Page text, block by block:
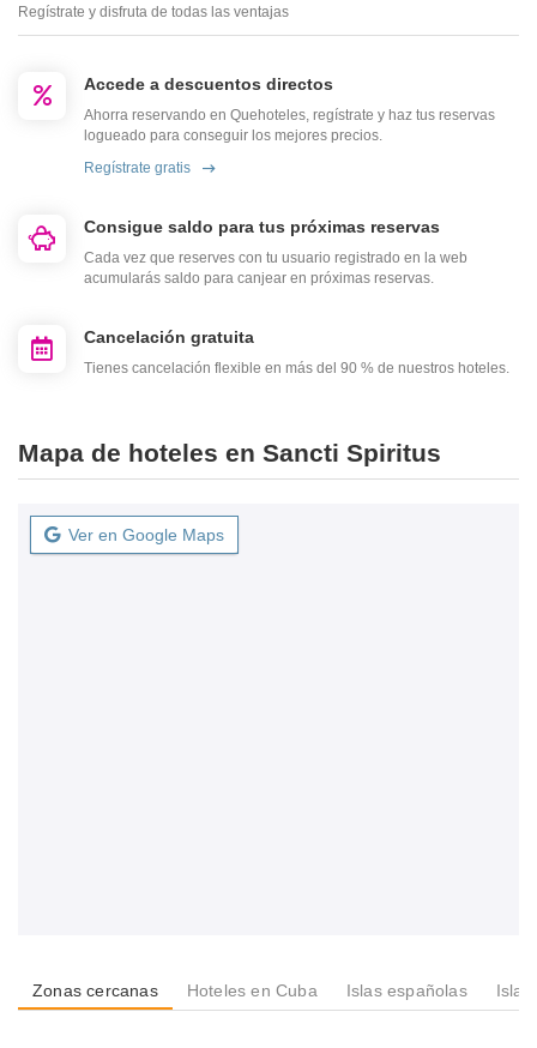
Regístrate y disfruta de todas las ventajas
Accede a descuentos directos
Ahorra reservando en Quehoteles, regístrate y haz tus reservas
logueado para conseguir los mejores precios.
Regístrate gratis
Consigue saldo para tus próximas reservas
Cada vez que reserves con tu usuario registrado en la web
acumularás saldo para canjear en próximas reservas.
Cancelación gratuita
Tienes cancelación flexible en más del 90 % de nuestros hoteles.
Mapa de hoteles en Sancti Spiritus
Ver en Google Maps
Zonas cercanas Hoteles en Cuba Islas españolas Islas